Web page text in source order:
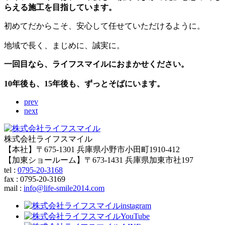
らえる施工を目指しています。
初めてだからこそ、安心して任せていただけるように。
地域で長く、まじめに、誠実に。
一回目なら、ライフスマイルにおまかせください。
10年後も、15年後も、ずっとそばにいます。
prev
next
株式会社ライフスマイル
【本社】〒675-1301 兵庫県小野市小田町1910-412
【加東ショールーム】〒673-1431 兵庫県加東市社197
tel : 0795-20-3168
fax : 0795-20-3169
mail : info@life-smile2014.com